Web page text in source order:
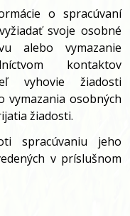
o spracúvaní
svoje osobné
alebo vymazanie
kontaktov
vyhovie žiadosti
vymazania osobných
žiadosti.
spracúvaniu jeho
v príslušnom